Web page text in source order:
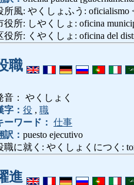
所風: やくしょふう: oficialismo
役所: しやくしょ: oficina
役所: くやくしょ: oficina del
職
音： やくしょく
字： 役 , 職
ーワード： 仕事
訳： puesto ejecutivo
職に就く: やくしょくにつく:
進